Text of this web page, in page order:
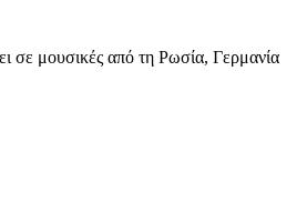
σε μουσικές από τη Ρωσία, Γερμανία